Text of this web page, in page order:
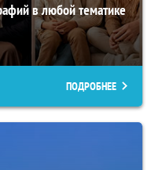
в любой тематике
ПОДРОБНЕЕ